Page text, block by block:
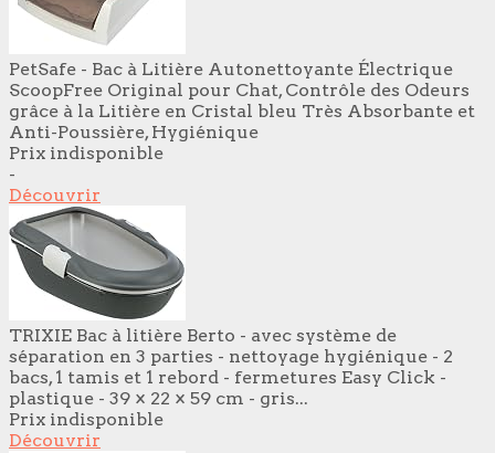
PetSafe - Bac à Litière Autonettoyante Électrique
ScoopFree Original pour Chat, Contrôle des Odeurs
grâce à la Litière en Cristal bleu Très Absorbante et
Anti-Poussière, Hygiénique
Prix indisponible
-
Découvrir
TRIXIE Bac à litière Berto - avec système de
séparation en 3 parties - nettoyage hygiénique - 2
bacs, 1 tamis et 1 rebord - fermetures Easy Click -
plastique - 39 × 22 × 59 cm - gris...
Prix indisponible
Découvrir